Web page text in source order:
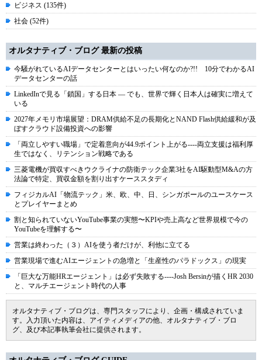
ビジネス (135件)
社会 (52件)
オルタナティブ・ブログ 最新の投稿
今騒がれているAIデータセンターとはいったい何なのか?!! 10分でわかるAI
データセンターの話
LinkedInで見る「鎖国」する日本 ― でも、世界で輝く日本人は確実に増えて
いる
2027年メモリ市場展望：DRAM供給不足の長期化とNAND Flash供給緩和が及
ぼすクラウド設備投資への影響
「両立しやすい職場」で定着意向が44.9ポイント上がる----両立支援は福利厚
生ではなく、リテンション戦略である
三菱電機が買収すべきウクライナの防衛テック企業3社をAI駆動型M&Aの方
法論で特定、買収金額を割り出すケーススタディ
フィジカルAI「物流テック」米、欧、中、日、シンガポールのユースケース
とプレイヤーまとめ
割と知られていないYouTube事業の実態〜KPIや売上高など世界規模で今の
YouTubeを理解する〜
営業は終わった（３）AIを使う者だけが、利他に立てる
営業現場で進むAIエージェントの急増と「生産性のパラドックス」の現実
「巨大な万能HRエージェント」は必ず失敗する----Josh Bersinが描くHR 2030
と、マルチエージェント時代の人事
オルタナティブ・ブログは、専門スタッフにより、企画・構成されていま
す。入力頂いた内容は、アイティメディアの他、オルタナティブ・ブロ
グ、及び本記事執筆会社に提供されます。